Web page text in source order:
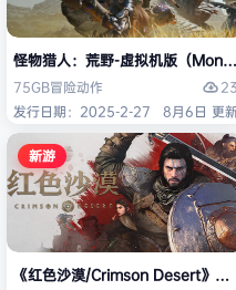
怪物猎人：荒野-虚拟机版（
75GB冒险动作
23
发行日期：2025-2-27
8月6日 更
新游
《红色沙漠/Crimson Desert》免